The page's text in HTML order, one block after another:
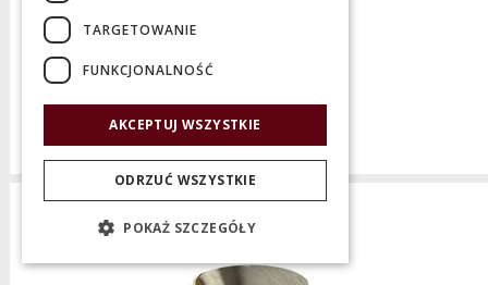
Producent:
TARGETOWANIE
FUNKCJONALNOŚĆ
AKCEPTUJ WSZYSTKIE
ODRZUĆ WSZYSTKIE
POKAŻ SZCZEGÓŁY